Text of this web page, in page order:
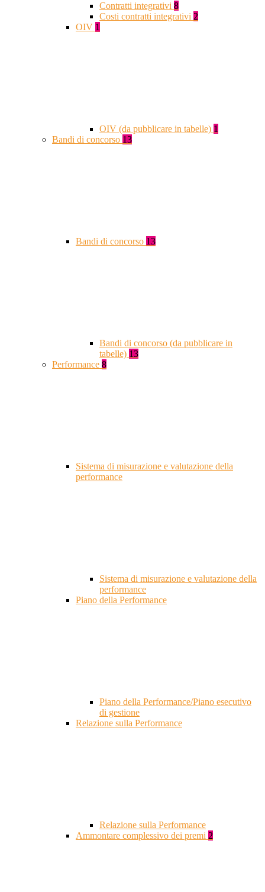
Contratti integrativi 8
Costi contratti integrativi 2
OIV 1
OIV (da pubblicare in tabelle) 1
Bandi di concorso 13
Bandi di concorso 13
Bandi di concorso (da pubblicare in
tabelle) 13
Performance 8
Sistema di misurazione e valutazione della
performance
Sistema di misurazione e valutazione della
performance
Piano della Performance
Piano della Performance/Piano esecutivo
di gestione
Relazione sulla Performance
Relazione sulla Performance
Ammontare complessivo dei premi 2